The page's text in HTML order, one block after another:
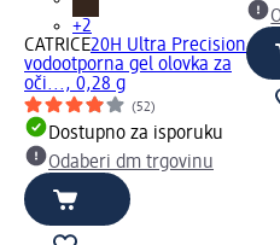
+2
CATRICE20H Ultra Precision
vodootporna gel olovka za
oči..., 0,28 g
(52)
Dostupno za isporuku
Odaberi dm trgovinu